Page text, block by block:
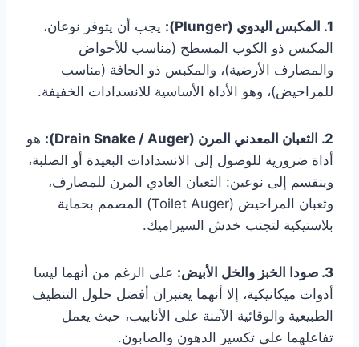
1. المكبس اليدوي (Plunger):
يجب أن يتوفر نوعان،
المكبس ذو الكوب المسطح (مناسب للأحواض
والمصارف الأرضية)، والمكبس ذو الحافة (مناسب
للمراحيض)، وهو الأداة الأساسية للانسدادات الخفيفة.
2. الثعبان المعدني المرن (Drain Snake / Auger):
هو
أداة ضرورية للوصول إلى الانسدادات البعيدة أو الصلبة،
وينقسم إلى نوعين: الثعبان العادي المرن للمصارف،
وثعبان المراحيض (Toilet Auger) المصمم بحماية
بلاستيكية لتجنب خدش السيراميك.
3. صودا الخبز والخل الأبيض:
على الرغم من أنهما ليسا
أدوات ميكانيكية، إلا أنهما يعتبران أفضل حلول التنظيف
الطبيعية والوقائية الآمنة على الأنابيب، حيث يعمل
تفاعلهما على تكسير الدهون والصابون.